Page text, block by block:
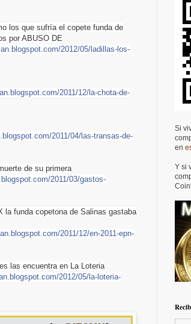
los que sufría el copete funda de
por ABUSO DE
2012/05/ladillas-los-
2011/12/la-chota-de-
2011/04/las-transas-de-
de su primera
2011/03/gastos-
la funda copetona de Salinas gastaba
2011/12/en-2011-epn-
las encuentra en La Loteria
2012/05/la-loteria-
Si
en
Y si